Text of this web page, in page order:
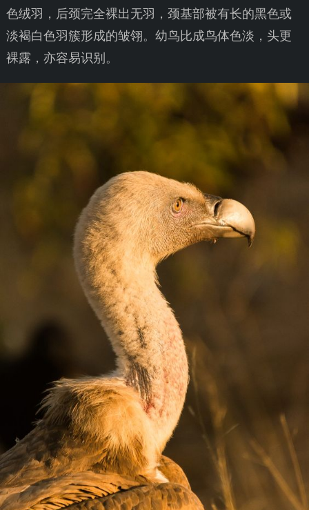
色绒羽，后颈完全裸出无羽，颈基部被有长的黑色或
淡褐白色羽簇形成的皱翎。幼鸟比成鸟体色淡，头更
裸露，亦容易识别。